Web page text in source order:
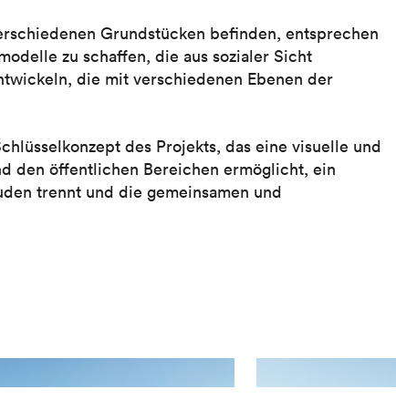
Grundstücken befinden, entsprechen
zu schaffen, die aus sozialer Sicht
die mit verschiedenen Ebenen der
des Projekts, das eine visuelle und
den öffentlichen Bereichen ermöglicht, ein
trennt und die gemeinsamen und